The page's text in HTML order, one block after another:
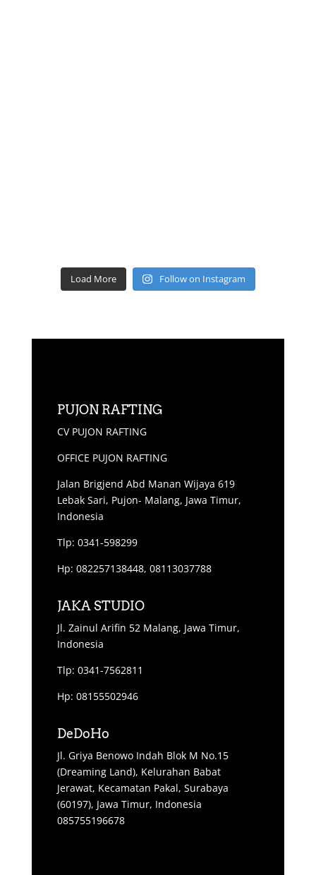
Load More Follow on Instagram
PUJON RAFTING
CV PUJON RAFTING
OFFICE PUJON RAFTING
Jalan Brigjend Abd Manan Wijaya 619
Lebak Sari, Pujon- Malang, Jawa Timur,
Indonesia
Tlp: 0341-598299
Hp: 082257138448, 08113037788
JAKA STUDIO
Jl. Zainul Arifin 52 Malang, Jawa Timur,
Indonesia
Tlp: 0341-7562811
Hp: 08155502946
DeDoHo
Jl. Griya Benowo Indah Blok M No.15
(Dreaming Land), Kelurahan Babat
Jerawat, Kecamatan Pakal, Surabaya
(60197), Jawa Timur, Indonesia
085755196678